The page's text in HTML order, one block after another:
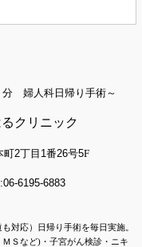
婦人科日帰り手術～
クリニック
町2丁目 1番26号5F
6195-6883
対応）日帰り手術を毎日実施。
Ｓなど)・子宮がん検診・ニキ